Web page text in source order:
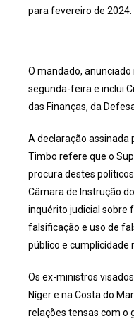
para fevereiro de 2024.
O mandado,
segunda-feira e inclui
das Finanças, da
A declaração assinada
Timbo refere que o
procura destes
Câmara de Instrução
inquérito judicial sobre
falsificação e uso de
público e cumplicidade
Os ex-ministros
Níger e na Costa do
relações tensas com o